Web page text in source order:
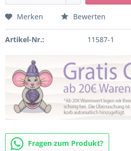
Merken Bewerten
Artikel-Nr.: 11587-1
Fragen zum Produkt?